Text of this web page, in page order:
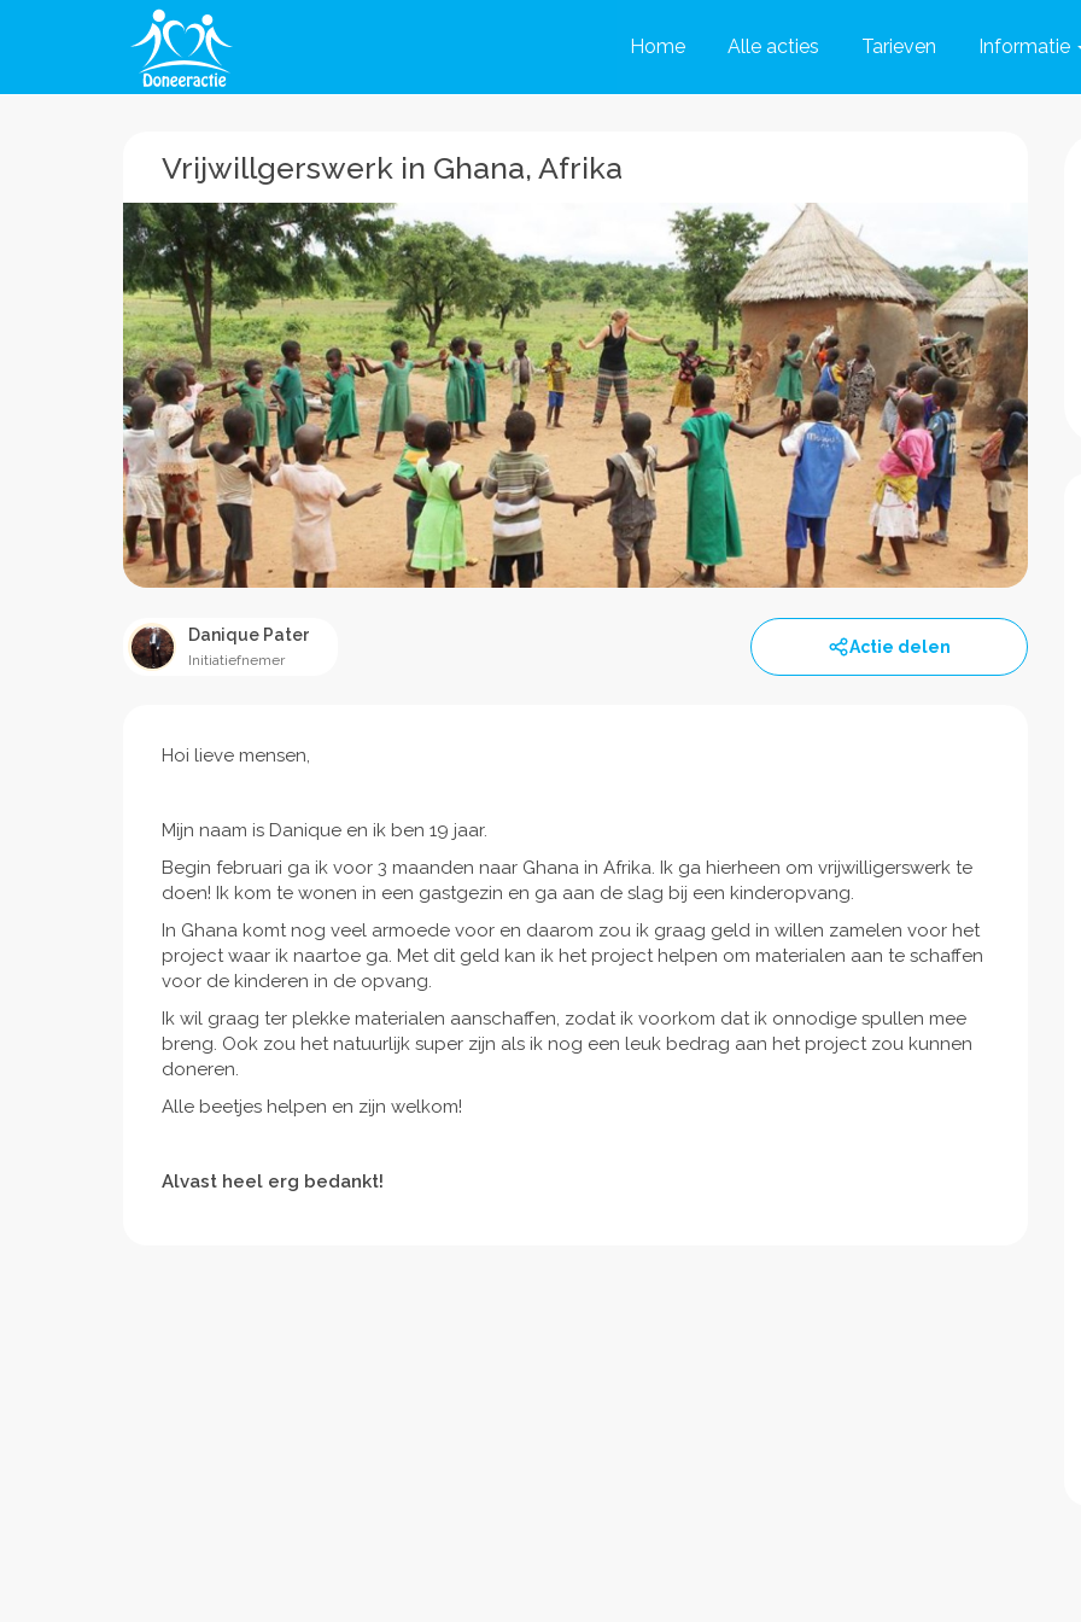
Home Alle acties Tarieven Informatie
Vrijwillgerswerk in Ghana, Afrika
Danique Pater
Initiatiefnemer
Actie delen
Hoi lieve mensen,
Mijn naam is Danique en ik ben 19 jaar.
Begin februari ga ik voor 3 maanden naar Ghana in Afrika. Ik ga hierheen om vrijwilligerswerk te
doen! Ik kom te wonen in een gastgezin en ga aan de slag bij een kinderopvang.
In Ghana komt nog veel armoede voor en daarom zou ik graag geld in willen zamelen voor het
project waar ik naartoe ga. Met dit geld kan ik het project helpen om materialen aan te schaffen
voor de kinderen in de opvang.
Ik wil graag ter plekke materialen aanschaffen, zodat ik voorkom dat ik onnodige spullen mee
breng. Ook zou het natuurlijk super zijn als ik nog een leuk bedrag aan het project zou kunnen
doneren.
Alle beetjes helpen en zijn welkom!
Alvast heel erg bedankt!